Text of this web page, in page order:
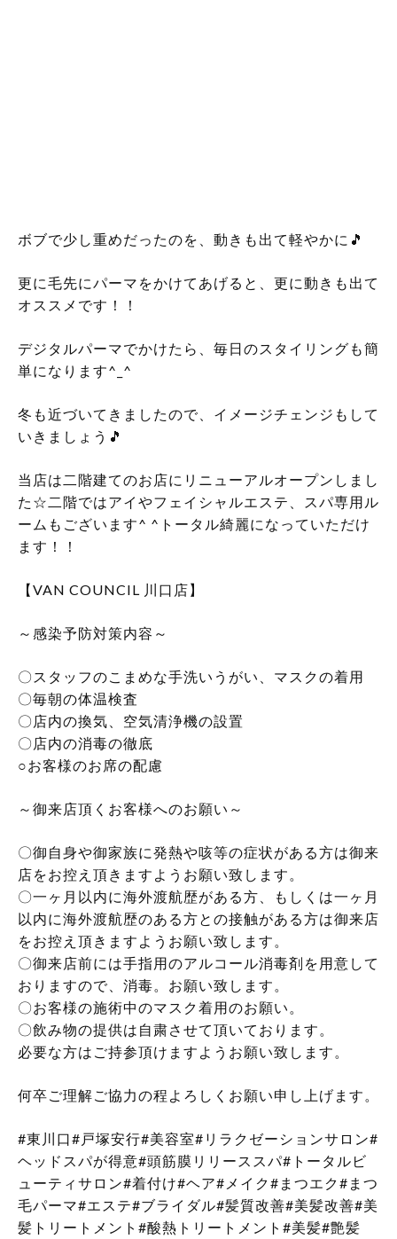
ボブで少し重めだったのを、動きも出て軽やかに🎵
更に毛先にパーマをかけてあげると、更に動きも出て
オススメです！！
デジタルパーマでかけたら、毎日のスタイリングも簡
単になります^_^
冬も近づいてきましたので、イメージチェンジもして
いきましょう🎵
当店は二階建てのお店にリニューアルオープンしまし
た☆二階ではアイやフェイシャルエステ、スパ専用ル
ームもございます^ ^トータル綺麗になっていただけ
ます！！
【VAN COUNCIL 川口店】
～感染予防対策内容～
〇スタッフのこまめな手洗いうがい、マスクの着用
〇毎朝の体温検査
〇店内の換気、空気清浄機の設置
〇店内の消毒の徹底
○お客様のお席の配慮
～御来店頂くお客様へのお願い～
〇御自身や御家族に発熱や咳等の症状がある方は御来
店をお控え頂きますようお願い致します。
〇一ヶ月以内に海外渡航歴がある方、もしくは一ヶ月
以内に海外渡航歴のある方との接触がある方は御来店
をお控え頂きますようお願い致します。
〇御来店前には手指用のアルコール消毒剤を用意して
おりますので、消毒。お願い致します。
〇お客様の施術中のマスク着用のお願い。
〇飲み物の提供は自粛させて頂いております。
必要な方はご持参頂けますようお願い致します。
何卒ご理解ご協力の程よろしくお願い申し上げます。
#東川口#戸塚安行#美容室#リラクゼーションサロン#
ヘッドスパが得意#頭筋膜リリーススパ#トータルビ
ューティサロン#着付け#ヘア#メイク#まつエク#まつ
毛パーマ#エステ#ブライダル#髪質改善#美髪改善#美
髪トリートメント#酸熱トリートメント#美髪#艶髪